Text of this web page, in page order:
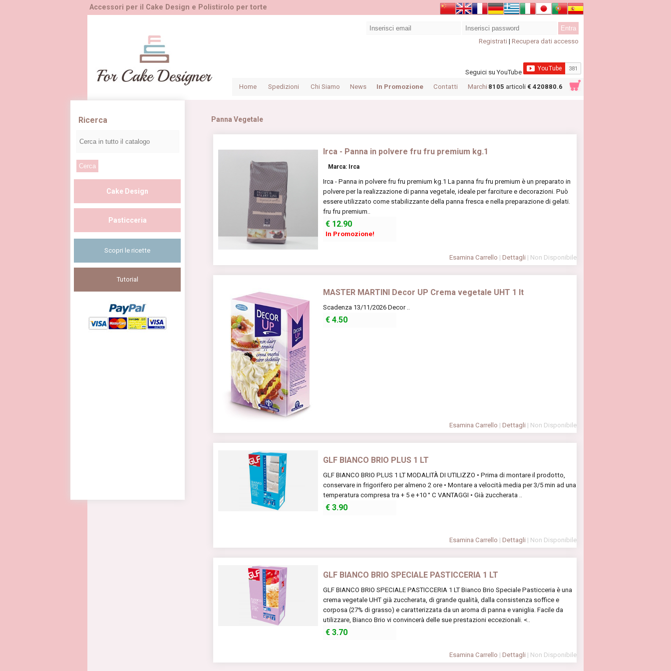
Accessori per il Cake Design e Polistirolo per torte
Registrati | Recupera dati accesso
Seguici su YouTube
Home
Spedizioni Chi Siamo News In Promozione Contatti Marchi 8105 articoli € 420880.6
Ricerca
Cake Design
Pasticceria
Scopri le ricette
Tutorial
Panna Vegetale
Irca - Panna in polvere fru fru premium kg.1
Marca: Irca
Irca - Panna in polvere fru fru premium kg.1 La panna fru fru premium è un preparato in
polvere per la realizzazione di panna vegetale, ideale per farciture e decorazioni. Può
essere utilizzato come stabilizzante della panna fresca e nella preparazione di gelati.
fru fru premium..
€ 12.90
In Promozione!
Esamina Carrello | Dettagli | Non Disponibile
MASTER MARTINI Decor UP Crema vegetale UHT 1 lt
Scadenza 13/11/2026 Decor ..
€4.50
Esamina Carrello | Dettagli | Non Disponibile
GLF BIANCO BRIO PLUS 1 LT
GLF BIANCO BRIO PLUS 1 LT MODALITÀ DI UTILIZZO • Prima di montare il prodotto,
conservare in frigorifero per almeno 2 ore • Montare a velocità media per 3/5 min ad una
temperatura compresa tra + 5 e +10 ° C VANTAGGI • Già zuccherata ..
€3.90
Esamina Carrello | Dettagli | Non Disponibile
GLF BIANCO BRIO SPECIALE PASTICCERIA 1 LT
GLF BIANCO BRIO SPECIALE PASTICCERIA 1 LT Bianco Brio Speciale Pasticceria è una
crema vegetale UHT già zuccherata, di grande qualità, dalla consistenza soffice e
corposa (27% di grasso) e caratterizzata da un aroma di panna e vaniglia. Facile da
utilizzare, Bianco Brio vi convincerà delle sue prestazioni eccezionali. <..
€3.70
Esamina Carrello | Dettagli | Non Disponibile